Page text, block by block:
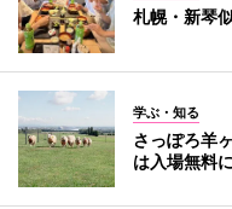
札幌・新琴
学ぶ・知る
さっぽろ羊
は入場無料に